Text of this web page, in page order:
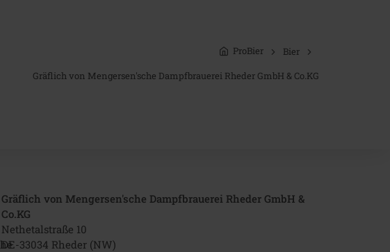
ProBier
Bier
Gräflich von Mengersen'sche Dampfbrauerei Rheder GmbH & Co.KG
Gräflich von Mengersen'sche Dampfbrauerei Rheder GmbH &
Co.KG
Nethetalstraße 10
DE-33034 Rheder (NW)